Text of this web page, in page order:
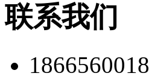
联系我们